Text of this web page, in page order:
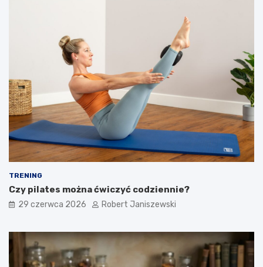
TRENING
Czy pilates można ćwiczyć codziennie?
29 czerwca 2026 Robert Janiszewski